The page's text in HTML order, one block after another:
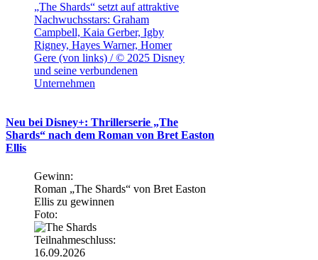
„The Shards“ setzt auf attraktive
Nachwuchsstars: Graham
Campbell, Kaia Gerber, Igby
Rigney, Hayes Warner, Homer
Gere (von links) / © 2025 Disney
und seine verbundenen
Unternehmen
Neu bei Disney+: Thrillerserie „The
Shards“ nach dem Roman von Bret Easton
Ellis
Gewinn:
Roman „The Shards“ von Bret Easton
Ellis zu gewinnen
Foto:
Teilnahmeschluss:
16.09.2026